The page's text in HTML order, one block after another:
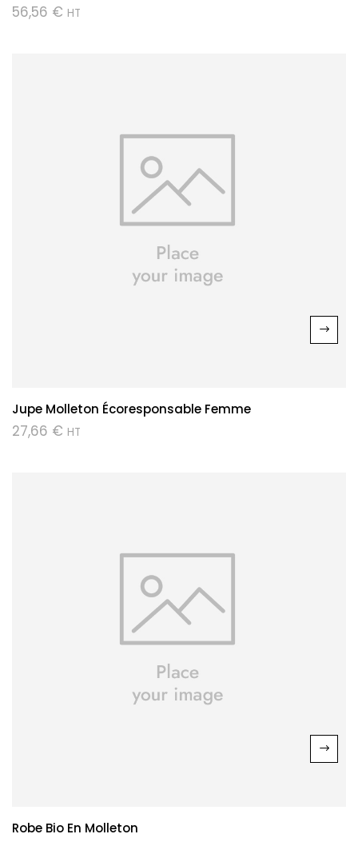
56,56 € HT
Jupe Molleton Écoresponsable Femme
27,66 € HT
Robe Bio En Molleton